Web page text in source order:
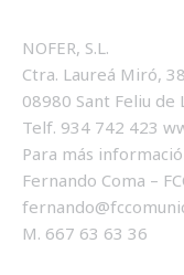
NOFER, S.L.
Ctra. Laureá Miró,
08980 Sant Feliu
Telf. 934 742 423
Para más
Fernando Coma –
M. 667 63 63 36